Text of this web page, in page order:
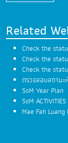
Related
Check the
Check the
Check the
ตรวจสอบสถานะ
SoM Year Plan
SoM ACTIVITIES
Mae Fah